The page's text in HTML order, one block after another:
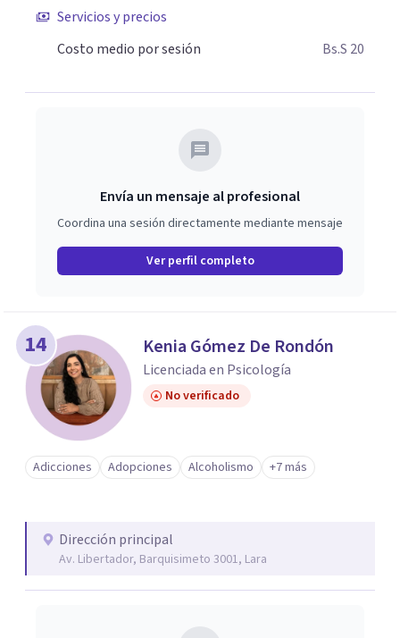
Servicios y precios
Costo medio por sesión
Bs.S 20
Envía un mensaje al profesional
Coordina una sesión directamente mediante mensaje
Ver perfil completo
14 Kenia Gómez De Rondón
Licenciada en Psicología
No verificado
Adicciones Adopciones Alcoholismo +7 más
Dirección principal
Av. Libertador, Barquisimeto 3001, Lara